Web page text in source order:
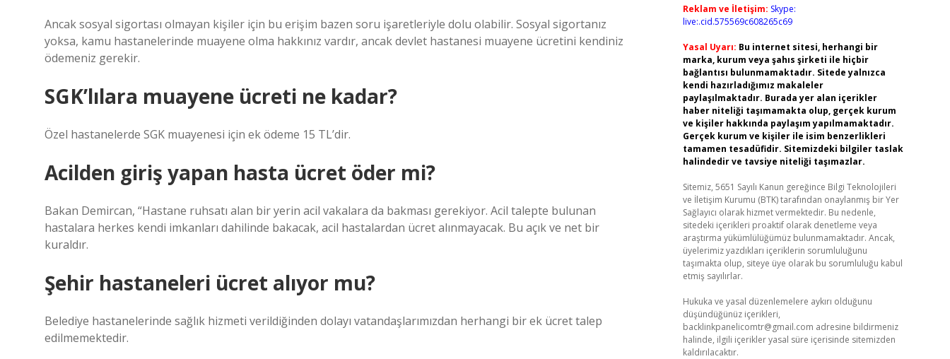
Ancak sosyal sigortası olmayan kişiler için bu erişim bazen soru işaretleriyle dolu olabilir. Sosyal sigortanız
yoksa, kamu hastanelerinde muayene olma hakkınız vardır, ancak devlet hastanesi muayene ücretini kendiniz
ödemeniz gerekir.
SGK’lılara muayene ücreti ne kadar?
Özel hastanelerde SGK muayenesi için ek ödeme 15 TL’dir.
Acilden giriş yapan hasta ücret öder mi?
Bakan Demircan, “Hastane ruhsatı alan bir yerin acil vakalara da bakması gerekiyor. Acil talepte bulunan
hastalara herkes kendi imkanları dahilinde bakacak, acil hastalardan ücret alınmayacak. Bu açık ve net bir
kuraldır.
Şehir hastaneleri ücret alıyor mu?
Belediye hastanelerinde sağlık hizmeti verildiğinden dolayı vatandaşlarımızdan herhangi bir ek ücret talep
edilmemektedir.
Reklam ve İletişim: Skype:
live:.cid.575569c608265c69
Yasal Uyarı: Bu internet sitesi, herhangi bir
marka, kurum veya şahıs şirketi ile hiçbir
bağlantısı bulunmamaktadır. Sitede yalnızca
kendi hazırladığımız makaleler
paylaşılmaktadır. Burada yer alan içerikler
haber niteliği taşımamakta olup, gerçek kurum
ve kişiler hakkında paylaşım yapılmamaktadır.
Gerçek kurum ve kişiler ile isim benzerlikleri
tamamen tesadüfidir. Sitemizdeki bilgiler taslak
halindedir ve tavsiye niteliği taşımazlar.
Sitemiz, 5651 Sayılı Kanun gereğince Bilgi Teknolojileri
ve İletişim Kurumu (BTK) tarafından onaylanmış bir Yer
Sağlayıcı olarak hizmet vermektedir. Bu nedenle,
sitedeki içerikleri proaktif olarak denetleme veya
araştırma yükümlülüğümüz bulunmamaktadır. Ancak,
üyelerimiz yazdıkları içeriklerin sorumluluğunu
taşımakta olup, siteye üye olarak bu sorumluluğu kabul
etmiş sayılırlar.
Hukuka ve yasal düzenlemelere aykırı olduğunu
düşündüğünüz içerikleri,
backlinkpanelicomtr@gmail.com adresine bildirmeniz
halinde, ilgili içerikler yasal süre içerisinde sitemizden
kaldırılacaktır.